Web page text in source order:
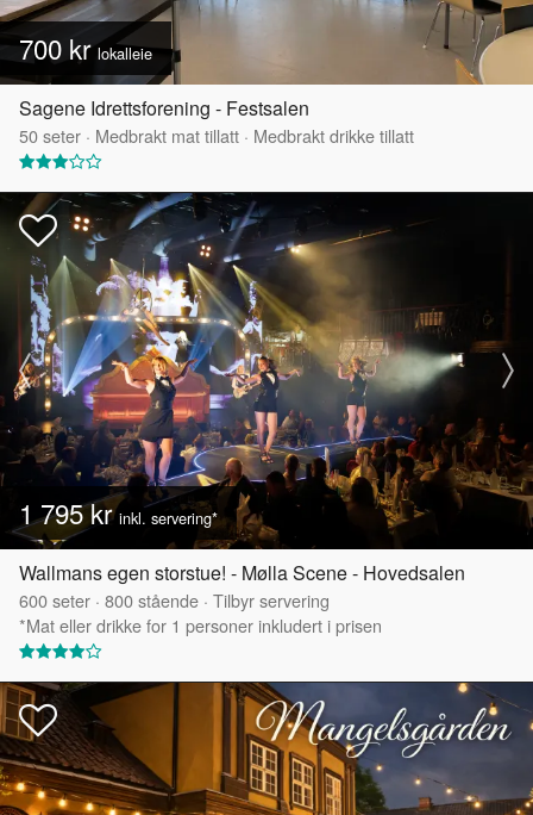
700 krlokalleie
Sagene Idrettsforening - Festsalen
50seter · Medbrakt mat tillatt · Medbrakt drikke tillatt
1 795 krinkl. servering*
Wallmans egen storstue! - Mølla Scene - Hovedsalen
600seter · 800stående · Tilbyr servering
*Mat eller drikke for 1 personer inkludert i prisen